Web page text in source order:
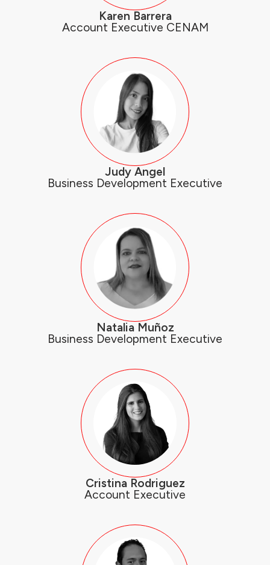
Karen Barrera
Account Executive CENAM
Judy Angel
Business Development Executive
Natalia Muñoz
Business Development Executive
Cristina Rodriguez
Account Executive